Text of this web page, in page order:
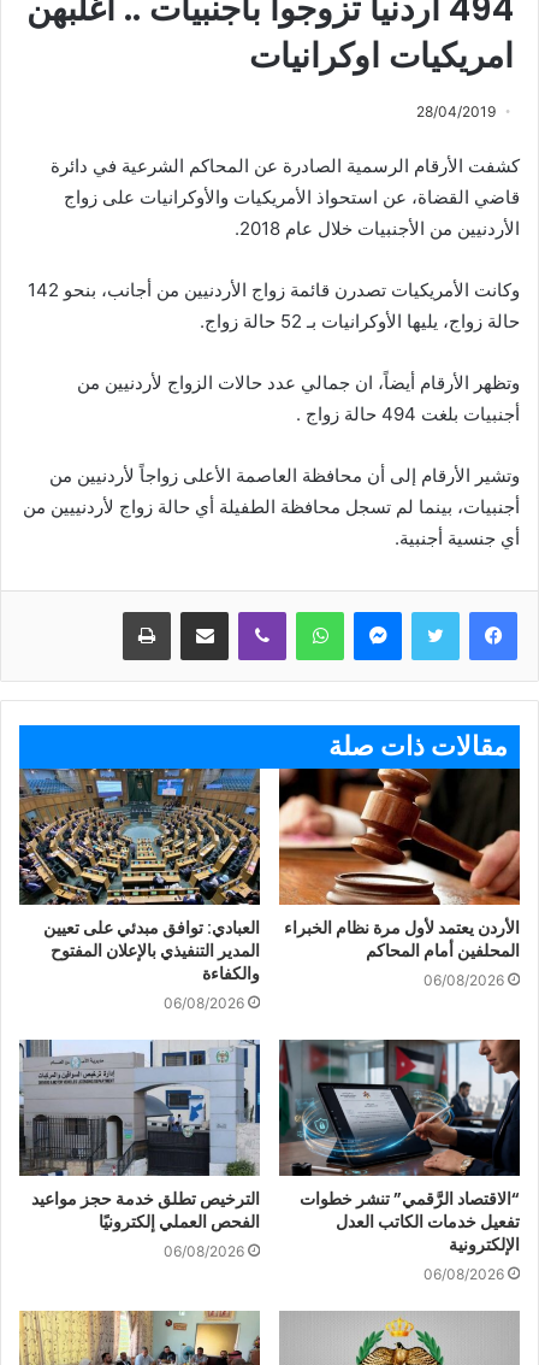
494 اردنيا تزوجوا باجنبيات .. اغلبهن
امريكيات اوكرانيات
28/04/2019
كشفت الأرقام الرسمية الصادرة عن المحاكم الشرعية في دائرة
قاضي القضاة، عن استحواذ الأمريكيات والأوكرانيات على زواج
الأردنيين من الأجنبيات خلال عام 2018.
وكانت الأمريكيات تصدرن قائمة زواج الأردنيين من أجانب، بنحو 142
حالة زواج، يليها الأوكرانيات بـ 52 حالة زواج.
وتظهر الأرقام أيضاً، ان جمالي عدد حالات الزواج لأردنيين من
أجنبيات بلغت 494 حالة زواج .
وتشير الأرقام إلى أن محافظة العاصمة الأعلى زواجاً لأردنيين من
أجنبيات، بينما لم تسجل محافظة الطفيلة أي حالة زواج لأردنييين من
أي جنسية أجنبية.
ماسنجر واتساب ڤايبر مشاركة عبر البريد طباعة
مقالات ذات صلة
الأردن يعتمد لأول مرة نظام الخبراء
المحلفين أمام المحاكم
06/08/2026
العبادي: توافق مبدئي على تعيين
المدير التنفيذي بالإعلان المفتوح
والكفاءة
06/08/2026
“الاقتصاد الرَّقمي” تنشر خطوات
تفعيل خدمات الكاتب العدل
الإلكترونية
06/08/2026
الترخيص تطلق خدمة حجز مواعيد
الفحص العملي إلكترونيًا
06/08/2026